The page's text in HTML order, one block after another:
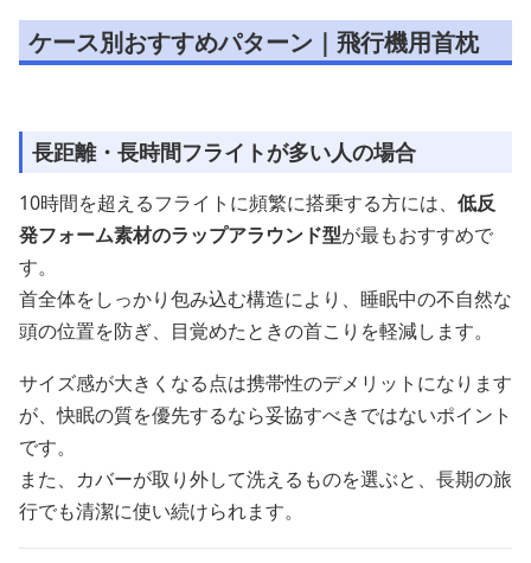
ケース別おすすめパターン｜飛行機用首枕
長距離・長時間フライトが多い人の場合
10時間を超えるフライトに頻繁に搭乗する方には、 低反
発フォーム素材のラップアラウンド型が最もおすすめで
す。
首全体をしっかり包み込む構造により、睡眠中の不自然な
頭の位置を防ぎ、目覚めたときの首こりを軽減します。
サイズ感が大きくなる点は携帯性のデメリットになります
が、快眠の質を優先するなら妥協すべきではないポイント
です。
また、カバーが取り外して洗えるものを選ぶと、長期の旅
行でも清潔に使い続けられます。